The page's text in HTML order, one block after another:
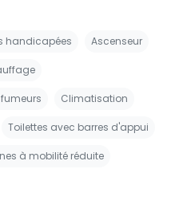
handicapées Ascenseur
Climatisation
Toilettes avec barres d'appui
à mobilité réduite